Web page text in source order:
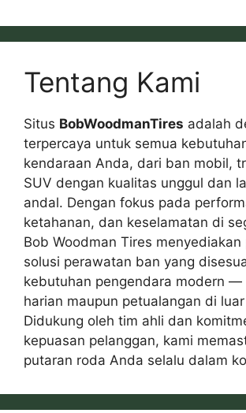
Tentang Kami
Situs BobWoodmanTires adalah
terpercaya untuk semua
kendaraan Anda, dari ban mobil,
SUV dengan kualitas unggul dan
andal. Dengan fokus pada
ketahanan, dan keselamatan di
Bob Woodman Tires
solusi perawatan ban yang
kebutuhan pengendara modern —
harian maupun petualangan di
Didukung oleh tim ahli dan
kepuasan pelanggan, kami
putaran roda Anda selalu dalam